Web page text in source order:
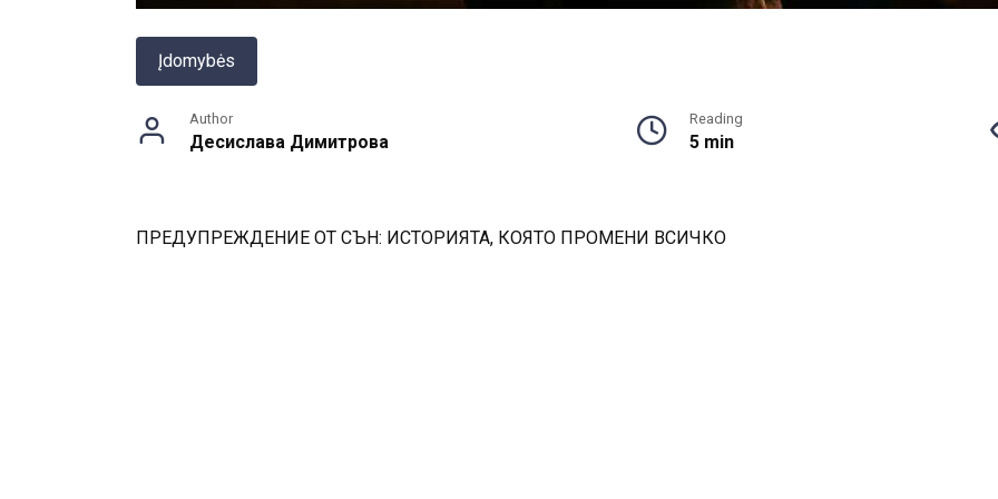
Įdomybės
Author
Десислава Димитрова
Reading
5 min
ПРЕДУПРЕЖДЕНИЕ ОТ СЪН: ИСТОРИЯТА, КОЯТО ПРОМЕНИ ВСИЧКО